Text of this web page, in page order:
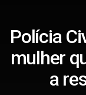
Polícia
mulher
a